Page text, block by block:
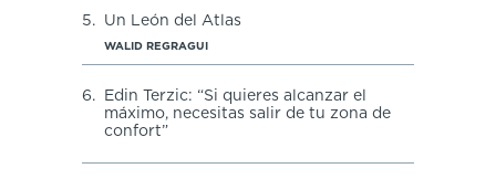
5. Un León del Atlas
WALID REGRAGUI
6.
Edin Terzic: “Si quieres alcanzar el
máximo, necesitas salir de tu zona de
confort”